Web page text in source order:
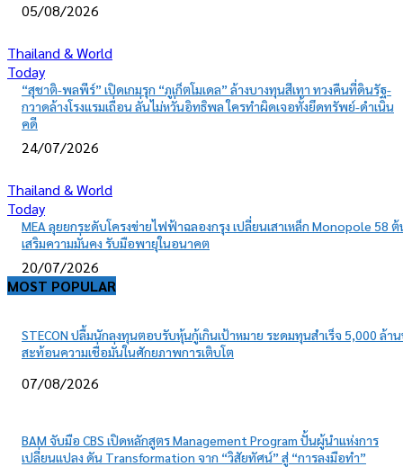
05/08/2026
Thailand & World
Today
“สุชาติ-พลพีร์” เปิดเกมรุก “ภูเก็ตโมเดล” ล้างบางทุนสีเทา ทวงคืนที่ดินรัฐ-
กวาดล้างโรงแรมเถื่อน ลั่นไม่หวั่นอิทธิพล ใครทำผิดเจอทั้งยึดทรัพย์-ดำเนิน
คดี
24/07/2026
Thailand & World
Today
MEA ลุยยกระดับโครงข่ายไฟฟ้าฉลองกรุง เปลี่ยนเสาเหล็ก Monopole 58
เสริมความมั่นคง รับมือพายุในอนาคต
20/07/2026
MOST POPULAR
STECON ปลื้มนักลงทุนตอบรับหุ้นกู้เกินเป้าหมาย ระดมทุนสำเร็จ 5,000 ล้า
สะท้อนความเชื่อมั่นในศักยภาพการเติบโต
07/08/2026
BAM จับมือ CBS เปิดหลักสูตร Management Program ปั้นผู้นำแห่งการ
เปลี่ยนแปลง ดัน Transformation จาก “วิสัยทัศน์” สู่ “การลงมือทำ”